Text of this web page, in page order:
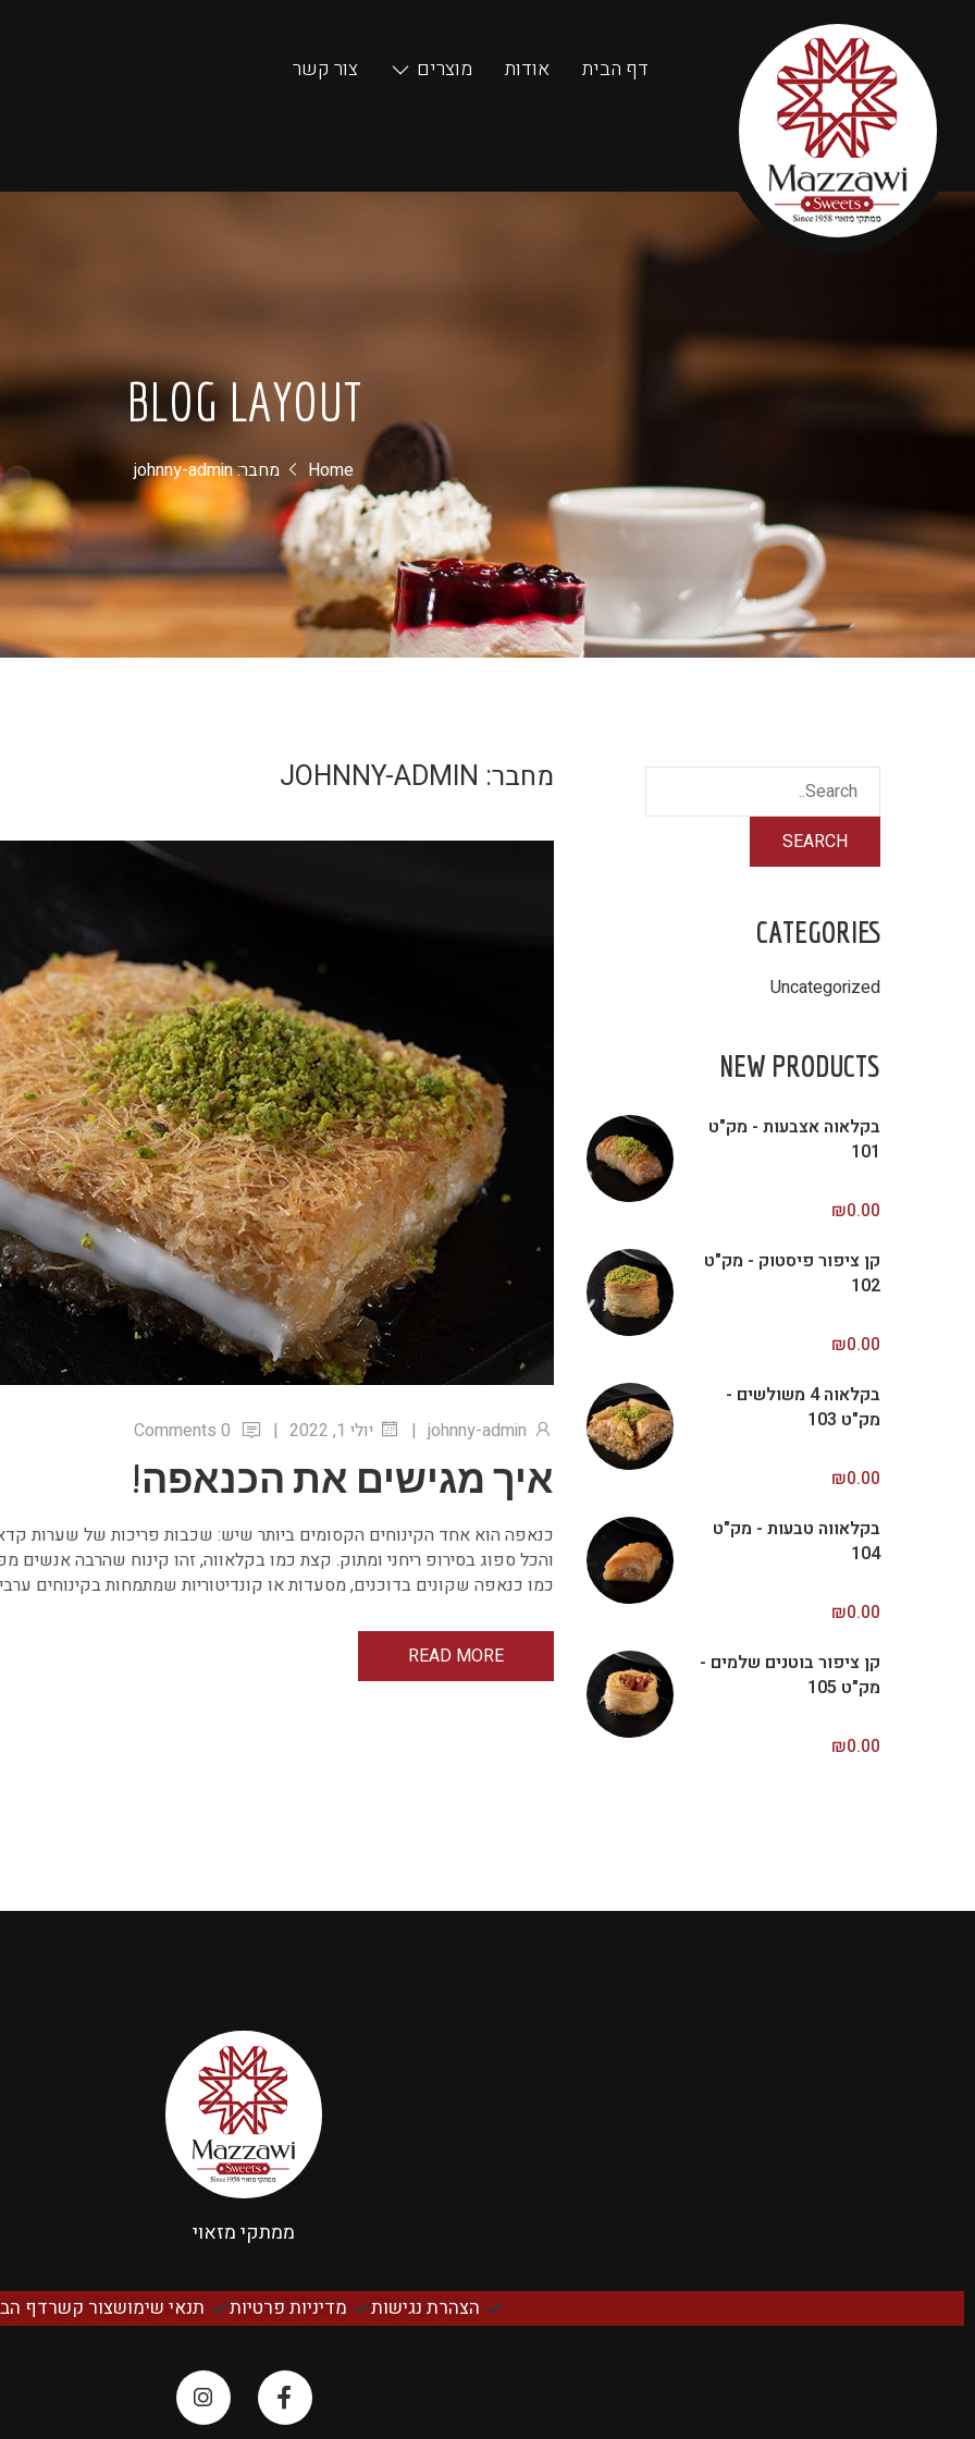
דף הבית אודות מוצרים צור קשר
BLOG LAYOUT
Home מחבר:johnny-admin
CATEGORIES
Uncategorized
NEW PRODUCTS
בקלאוה אצבעות - מק"ט
101
₪0.00
קן ציפור פיסטוק - מק"ט
102
₪0.00
בקלאוה 4 משולשים -
מק"ט 103
₪0.00
בקלאווה טבעות - מק"ט
104
₪0.00
קן ציפור בוטנים שלמים -
מק"ט 105
₪0.00
מחבר: JOHNNY-ADMIN
johnny-admin
| יולי 1, 2022 |
0 Comments
איך מגישים את הכנאפה!
כנאפה הוא אחד הקינוחים הקסומים ביותר שיש: שכבות פריכות של שערות
והכל ספוג בסירופ ריחני ומתוק. קצת כמו בקלאווה, זהו קינוח שהרבה
כמו כנאפה שקונים בדוכנים, מסעדות או קונדיטוריות שמתמחות בקינוחים
READ MORE
ממתקי מזאוי
הצהרת נגישות מדיניות פרטיות תנאי שימושצור קשרדף